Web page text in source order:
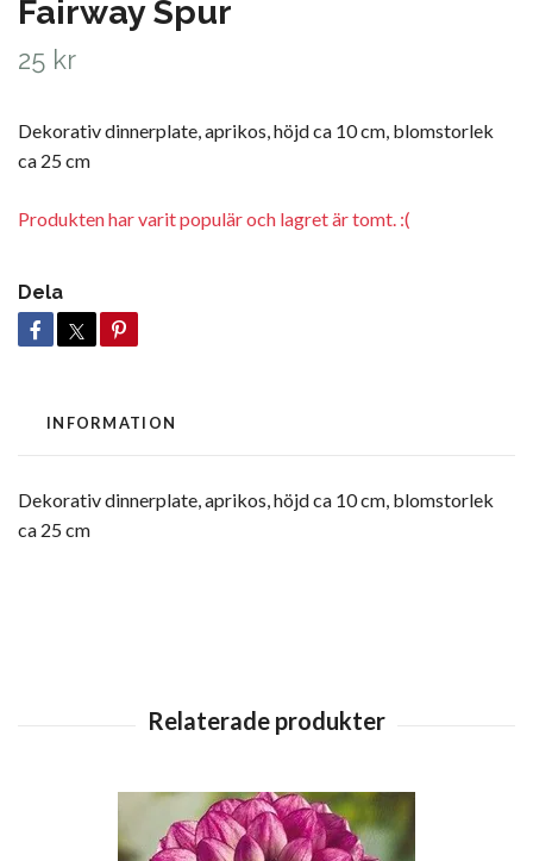
Fairway Spur
25 kr
Dekorativ dinnerplate, aprikos, höjd ca 10 cm, blomstorlek
ca 25 cm
Produkten har varit populär och lagret är tomt. :(
Dela
INFORMATION
Dekorativ dinnerplate, aprikos, höjd ca 10 cm, blomstorlek
ca 25 cm